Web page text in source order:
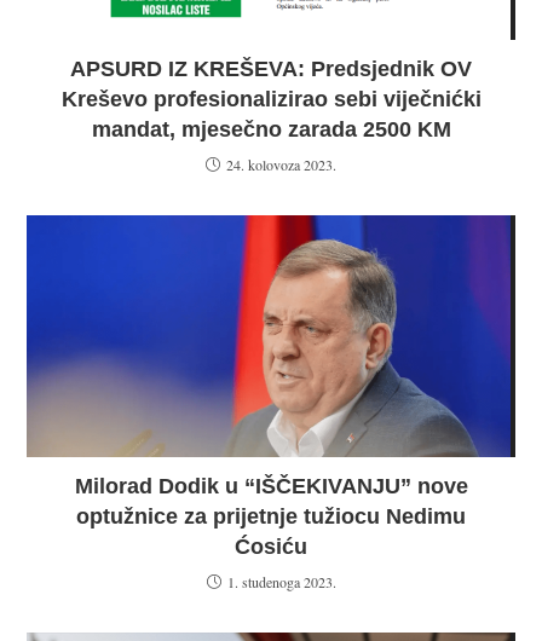
APSURD IZ KREŠEVA: Predsjednik OV
Kreševo profesionalizirao sebi viječnićki
mandat, mjesečno zarada 2500 KM
24. kolovoza 2023.
Milorad Dodik u “IŠČEKIVANJU” nove
optužnice za prijetnje tužiocu Nedimu
Ćosiću
1. studenoga 2023.